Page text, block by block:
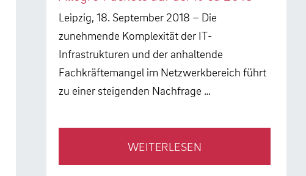
Leipzig, 18. September 2018 – Die
zunehmende Komplexität der IT-
Infrastrukturen und der anhaltende
Fachkräftemangel im Netzwerkbereich führt
zu einer steigenden Nachfrage …
WEITERLESEN